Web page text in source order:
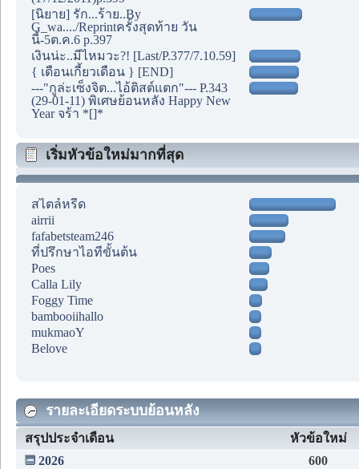
[นิยาย] รัก...ร้าย..By
G_wa..../Reprintครั้งสุดท้าย วัน
นี้-5ต.ค.6 p.397
เงินน่ะ..มีไหมวะ?! [Last/P.377/7.10.59]
{ เดือนเกี้ยวเดือน } [END]
---"กูล่ะเซ็งจิต...ไอ้ติสต์แตก"--- P.343
(29-01-11) พิเศษย้อนหลัง Happy New
Year จร้า *[]*
เริ่มหัวข้อใหม่มากที่สุด
สไตล์หรีด
airrii
fafabetsteam246
ที่ปรึกษาไอทีขั้นต้น
Poes
Calla Lily
Foggy Time
bambooiihallo
mukmaoY
Belove
รายละเอียดระบบย้อนหลัง
สรุปประจำเดือน
หัวข้อใหม่
2026
600